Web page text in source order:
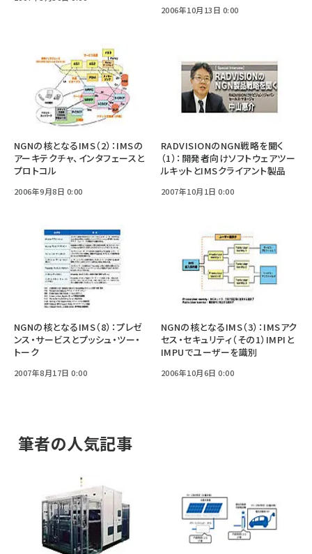
2006年10月13日 0:00
NGNの核となるIMS（2）：IMSの
アーキテクチャ、インタフェースと
プロトコル
2006年9月8日 0:00
RADVISIONのNGN戦略を聞く
（1）：開発者向けソフトウェアツー
ルキットとIMSクライアント製品
2007年10月1日 0:00
NGNの核となるIMS（8）：プレゼ
ンス・サービスとプッシュ・ツー・
トーク
2007年8月17日 0:00
NGNの核となるIMS（3）：IMSアク
セス・セキュリティ（その1）IMPIと
IMPUでユーザーを識別
2006年10月6日 0:00
筆者の人気記事